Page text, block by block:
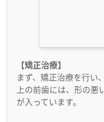
【矯正治療】
まず、矯正治療を行い
上の前歯には、形の
が入っています。